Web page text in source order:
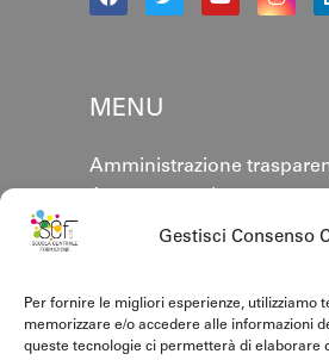
Gestisci Consenso
Per fornire le migliori esperienze, utilizziamo
memorizzare e/o accedere alle informazioni
queste tecnologie ci permetterà di elaborare
MENU
Amministrazione
Annuario
Privacy Policy